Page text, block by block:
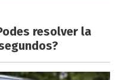
resolver la